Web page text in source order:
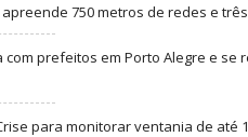
750 metros de redes e
prefeitos em Porto Alegre e se
para monitorar ventania de até